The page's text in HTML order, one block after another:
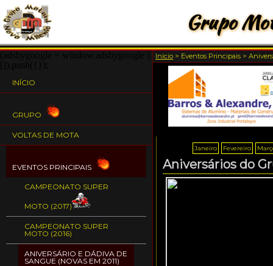
Grupo
INÍCIO
GRUPO
VOLTAS DE MOTA
EVENTOS PRINCIPAIS
CAMPEONATO SUPER
MOTO (2017)
CAMPEONATO SUPER
MOTO (2016)
ANIVERSÁRIO E DÁDIVA DE
SANGUE (NOVAS EM 2011)
Inicio > Eventos Principais >
Janeiro Fevereiro
Aniversários do